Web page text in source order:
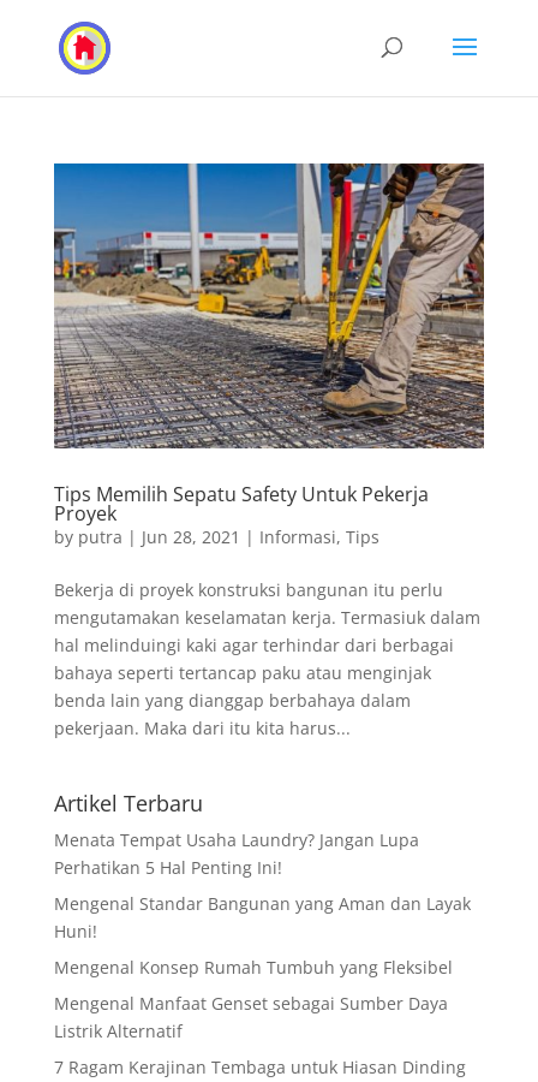
Tips Memilih Sepatu Safety Untuk Pekerja
Proyek
by putra | Jun 28, 2021 | Informasi, Tips
Bekerja di proyek konstruksi bangunan itu perlu
mengutamakan keselamatan kerja. Termasiuk dalam
hal melinduingi kaki agar terhindar dari berbagai
bahaya seperti tertancap paku atau menginjak
benda lain yang dianggap berbahaya dalam
pekerjaan. Maka dari itu kita harus...
Artikel Terbaru
Menata Tempat Usaha Laundry? Jangan Lupa
Perhatikan 5 Hal Penting Ini!
Mengenal Standar Bangunan yang Aman dan Layak
Huni!
Mengenal Konsep Rumah Tumbuh yang Fleksibel
Mengenal Manfaat Genset sebagai Sumber Daya
Listrik Alternatif
7 Ragam Kerajinan Tembaga untuk Hiasan Dinding